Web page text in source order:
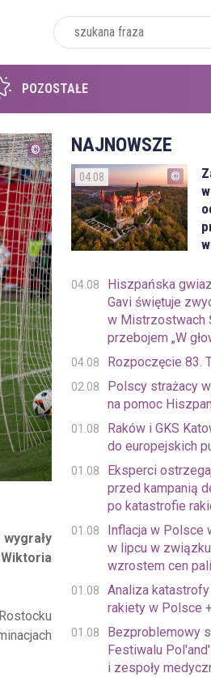
POZOSTAŁE
NAJNOWSZE
04.08
04.08
Hiszpańska
Gavi świętuje
w Mistrzostwach
przebojem „W
04.08 Rozpoczęcie 83.
02.08
Polscy strażacy
na pomoc
01.08
Raków i GKS
do europejskich
01.08
Eksperci
przed kampanią
po katastrofie
01.08
Inflacja w Polsce
w lipcu w
wzrostem cen
01.08
Analiza
rakiety w Polsce
01.08
Bezproblemowy
Festiwalu
i zespoły